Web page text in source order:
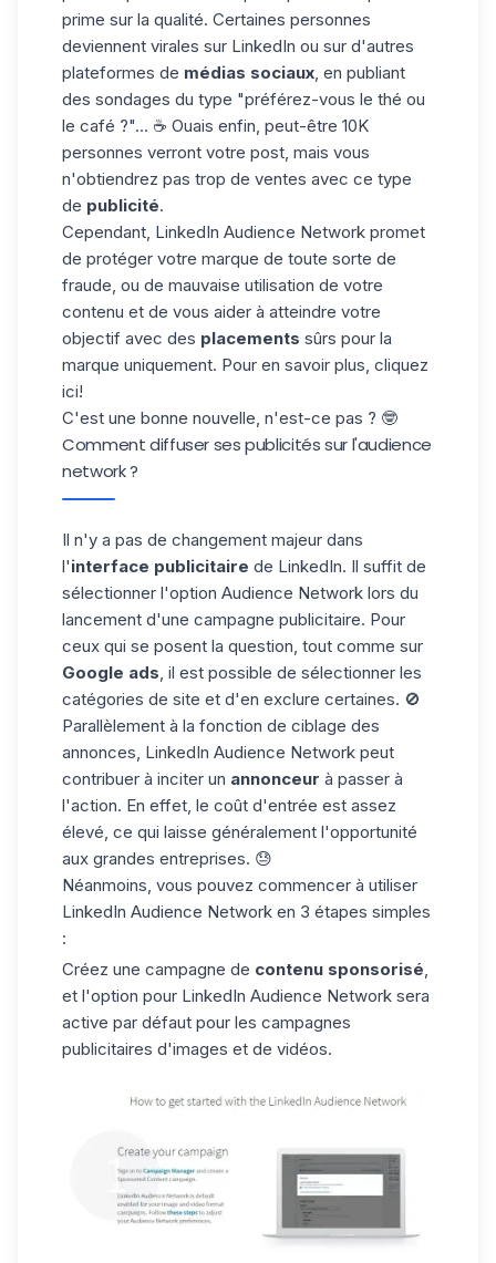
prime sur la qualité. Certaines personnes
deviennent virales sur LinkedIn ou sur d'autres
plateformes de médias sociaux, en publiant
des sondages du type "préférez-vous le thé ou
le café ?"... ☕️ Ouais enfin, peut-être 10K
personnes verront votre post, mais vous
n'obtiendrez pas trop de ventes avec ce type
de publicité.
Cependant, LinkedIn Audience Network promet
de protéger votre marque de toute sorte de
fraude, ou de mauvaise utilisation de votre
contenu et de vous aider à atteindre votre
objectif avec des placements sûrs pour la
marque uniquement. Pour en savoir plus, cliquez
ici!
C'est une bonne nouvelle, n'est-ce pas ? 🤓
Comment diffuser ses publicités sur l'audience
network ?
Il n'y a pas de changement majeur dans
l'interface publicitaire de LinkedIn. Il suffit de
sélectionner l'option Audience Network lors du
lancement d'une campagne publicitaire. Pour
ceux qui se posent la question, tout comme sur
Google ads, il est possible de sélectionner les
catégories de site et d'en exclure certaines. 🚫
Parallèlement à la fonction de ciblage des
annonces, LinkedIn Audience Network peut
contribuer à inciter un annonceur à passer à
l'action. En effet, le coût d'entrée est assez
élevé, ce qui laisse généralement l'opportunité
aux grandes entreprises. 😓
Néanmoins, vous pouvez commencer à utiliser
LinkedIn Audience Network en 3 étapes simples
:
Créez une campagne de contenu sponsorisé
et l'option pour LinkedIn Audience Network sera
active par défaut pour les campagnes
publicitaires d'images et de vidéos.